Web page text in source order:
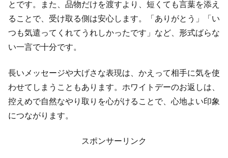
とです。また、品物だけを渡すより、短くても言葉を添え
ることで、受け取る側は安心します。「ありがとう」「い
つも気遣ってくれてうれしかったです」など、形式ばらな
い一言で十分です。
長いメッセージや大げさな表現は、かえって相手に気を使
わせてしまうこともあります。ホワイトデーのお返しは、
控えめで自然なやり取りを心がけることで、心地よい印象
につながります。
スポンサーリンク